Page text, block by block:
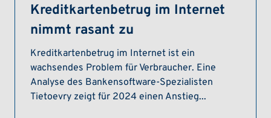
Kreditkartenbetrug im Internet
nimmt rasant zu
Kreditkartenbetrug im Internet ist ein
wachsendes Problem für Verbraucher. Eine
Analyse des Bankensoftware-Spezialisten
Tietoevry zeigt für 2024 einen Anstieg...